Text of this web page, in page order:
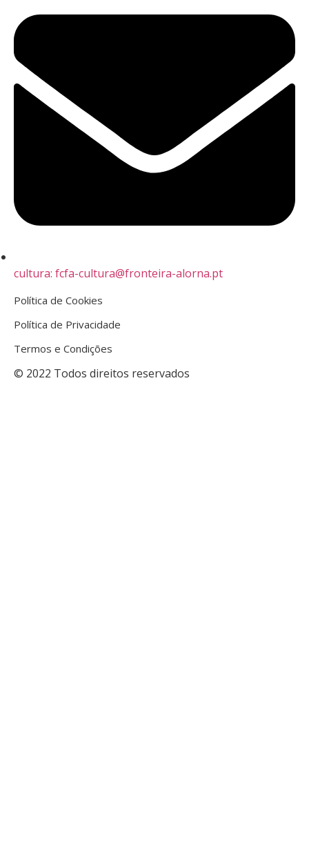
cultura: fcfa-cultura@fronteira-alorna.pt
Política de Cookies
Política de Privacidade
Termos e Condições
© 2022 Todos direitos reservados